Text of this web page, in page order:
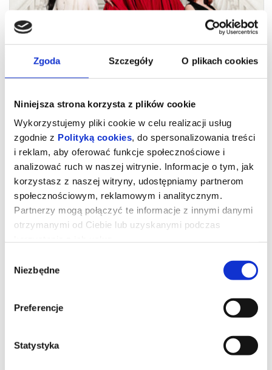
Zgoda Szczegóły O plikach cookies
Niniejsza strona korzysta z plików cookie
Wykorzystujemy pliki cookie w celu realizacji usług
zgodnie z Polityką cookies, do spersonalizowania treści
i reklam, aby oferować funkcje społecznościowe i
analizować ruch w naszej witrynie. Informacje o tym, jak
korzystasz z naszej witryny, udostępniamy partnerom
społecznościowym, reklamowym i analitycznym.
Partnerzy mogą połączyć te informacje z innymi danymi
otrzymanymi od Ciebie lub uzyskanymi podczas
zgody
Niezbędne
Preferencje
Statystyka
Diabeł ubiera się u Prady 2
Miranda Priestly walczy ze swoją byłą asystentką Emily - a